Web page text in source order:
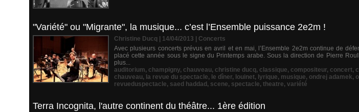
"Variété" ou "Migrante", la musique... c’est l’Ensemble puissance 2e2m !
Christine Ducq | 14/04/2013
Concerts
Avec plusieurs concerts prévus en avril et en mai, l’Ensemble 2e2m continue de
placé cette année sous le signe du Printemps arabe. Sous la direction de Pierre
plus...
auditorium, champigny, chauveau, christine ducq, classique, compositeur, concert,
chauveau, la revue du spectacle, le dîner, louinet, lyrique, musique, ondrej adamek,
revueduspectacle, saed haddad , scene, spectacle, theatre, variété
Terra Incognita, l'autre continent du théâtre... 1ère édition